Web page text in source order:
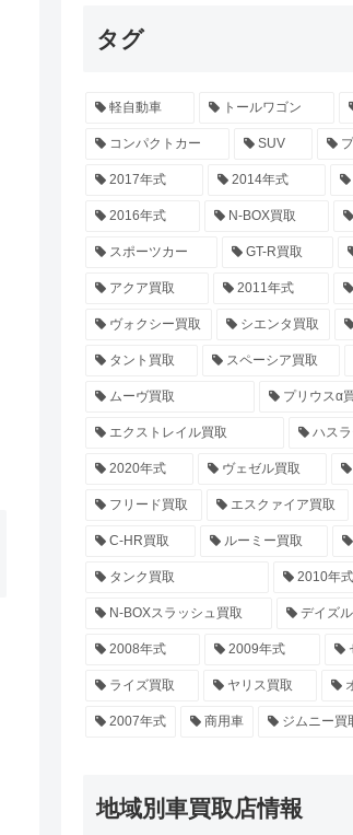
タグ
軽自動車 トールワゴン
コンパクトカー SUV
2017年式 2014年式
2016年式 N-BOX買取
スポーツカー GT-R買取
アクア買取 2011年式
ヴォクシー買取 シエンタ買取
タント買取 スペーシア買取
ムーヴ買取 プリウスα
エクストレイル買取 ハス
2020年式 ヴェゼル買取
フリード買取 エスクァイア買取
C-HR買取 ルーミー買取
タンク買取 2010年式
N-BOXスラッシュ買取 デイズ
2008年式 2009年式
ライズ買取 ヤリス買取
2007年式 商用車 ジムニー買
地域別車買取店情報